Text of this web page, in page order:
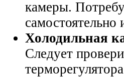
камеры.
самостоятельно
Холодильная
Следует